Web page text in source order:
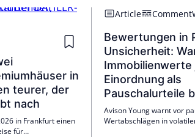
in
teurer, der
nach
in Frankfurt einen
für
Article Comment
Bewertungen in
Unsicherheit:
Einordnung als
Pauschalurteile
Avison Young warnt vor
Wertabschlägen in